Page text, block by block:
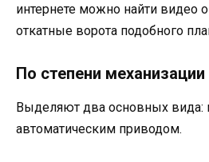
интернете можно найти видео
откатные ворота подобного
По степени механизации
Выделяют два основных вида:
автоматическим приводом.